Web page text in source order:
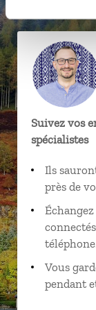
Suivez vos
spécialistes
Ils
près de
Vous
pendant